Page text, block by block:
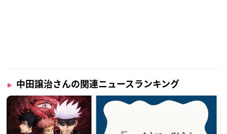
中田譲治さんの関連ニュースランキング